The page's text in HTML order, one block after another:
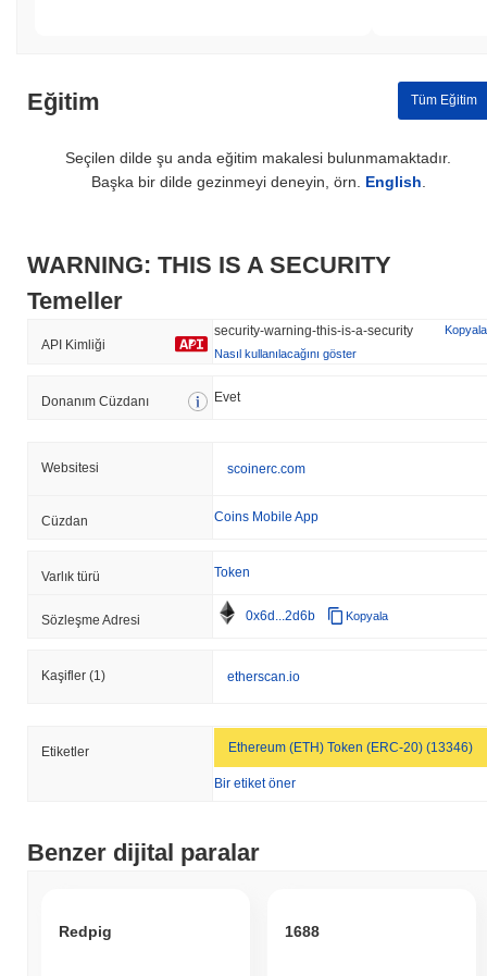
Eğitim Tüm Eğitim
Seçilen dilde şu anda eğitim makalesi bulunmamaktadır.
Başka bir dilde gezinmeyi deneyin, örn. English
WARNING: THIS IS A SECURITY
Temeller
API Kimliği
security-warning-this-is-a-security
Kopyala
Nasıl kullanılacağını göster
Donanım Cüzdanı Evet
Websitesi scoinerc.com
Cüzdan Coins Mobile App
Varlık türü Token
Sözleşme Adresi 0x6d...2d6b Kopyala
Kaşifler (1) etherscan.io
Etiketler Ethereum (ETH) Token (ERC-20) (13346)
Bir etiket öner
Benzer dijital paralar
Redpig 1688